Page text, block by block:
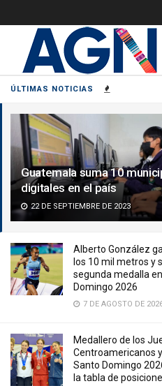
ÚLTIMAS NOTICIAS
Guatemala suma 10
digitales en el país
22 DE SEPTIEMBRE DE 2023
Alberto González
los 10 mil metros y
segunda medalla
Domingo 2026
7 DE AGOSTO DE
Medallero de los
Centroamericanos
Santo Domingo
la tabla de